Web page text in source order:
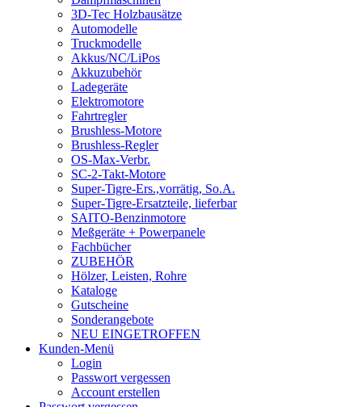
3D-Tec Holzbausätze
Automodelle
Truckmodelle
Akkus/NC/LiPos
Akkuzubehör
Ladegeräte
Elektromotore
Fahrtregler
Brushless-Motore
Brushless-Regler
OS-Max-Verbr.
SC-2-Takt-Motore
Super-Tigre-Ers.,vorrätig, So.A.
Super-Tigre-Ersatzteile, lieferbar
SAITO-Benzinmotore
Meßgeräte + Powerpanele
Fachbücher
ZUBEHÖR
Hölzer, Leisten, Rohre
Kataloge
Gutscheine
Sonderangebote
NEU EINGETROFFEN
Kunden-Menü
Login
Passwort vergessen
Account erstellen